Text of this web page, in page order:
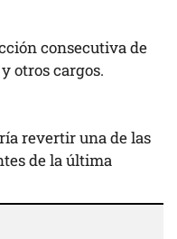
consecutiva de
otros cargos.
revertir una de las
de la última